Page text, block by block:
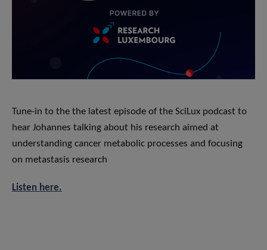
Tune-in to the the latest episode of the SciLux podcast to
hear Johannes talking about his research aimed at
understanding cancer metabolic processes and focusing
on metastasis research
Listen here.